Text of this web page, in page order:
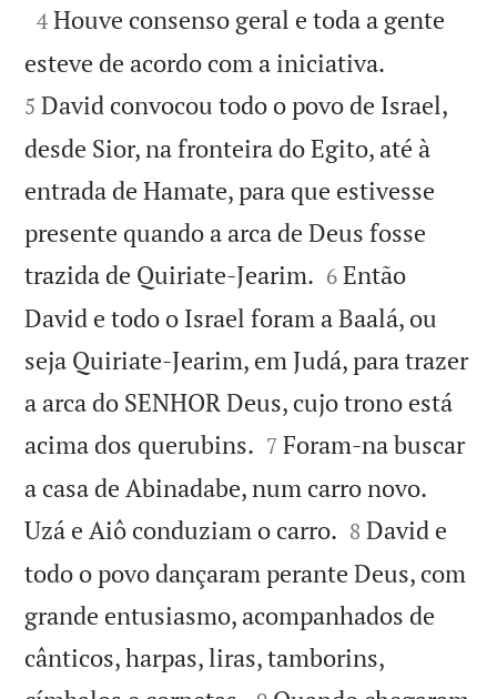

4 Houve consenso geral e toda a gente
esteve de acordo com a iniciativa.
5 David convocou todo o povo de Israel,
desde Sior, na fronteira do Egito, até à
entrada de Hamate, para que estivesse
presente quando a arca de Deus fosse
trazida de Quiriate-Jearim. 

6 Então
David e todo o Israel foram a Baalá, ou
seja Quiriate-Jearim, em Judá, para trazer
a arca do SENHOR Deus, cujo trono está
acima dos querubins. 

7 Foram-na buscar
a casa de Abinadabe, num carro novo.
Uzá e Aiô conduziam o carro. 

8 David e
todo o povo dançaram perante Deus, com
grande entusiasmo, acompanhados de
cânticos, harpas, liras, tamborins,